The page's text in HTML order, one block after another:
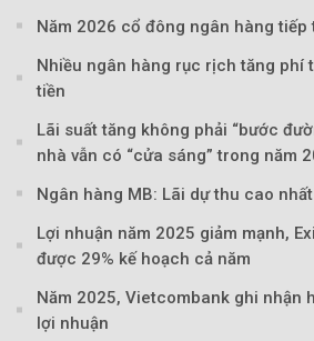
Năm 2026 cổ đông ngân hàng
Nhiều ngân hàng rục rịch tăng phí
tiền
Lãi suất tăng không phải “bước
nhà vẫn có “cửa sáng” trong năm
Ngân hàng MB: Lãi dự thu cao
Lợi nhuận năm 2025 giảm mạnh,
được 29% kế hoạch cả năm
Năm 2025, Vietcombank ghi nhận
lợi nhuận